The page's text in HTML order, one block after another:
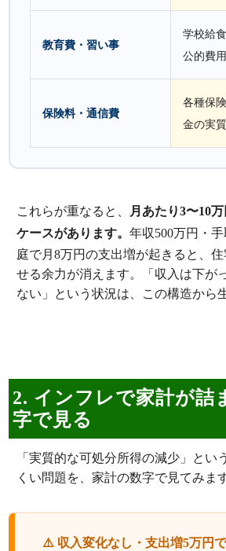
教育費・習い事
学校給
公的費
保険料・通信費
各種保
金の実
これらが重なると、
月あたり3〜10
ケースがあります。年収500万円・
庭で月8万円の支出増が起きると、
せる余力が消えます。「収入は下が
ない」という状況は、この構造から
2. インフレで家計が詰
字で見る
「実質的な可処分所得の減少」とい
くい問題を、家計の数字で見てみま
⚠️ 収入変化なし・支出増5万円